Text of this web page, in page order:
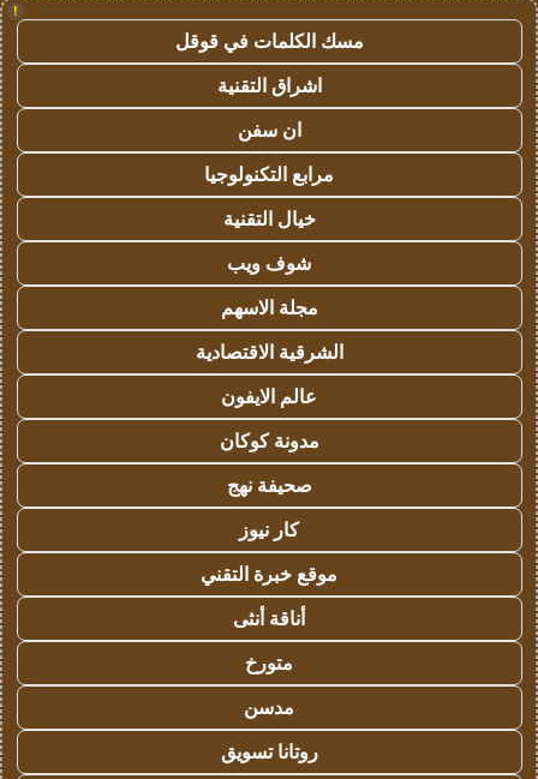
!
مسك الكلمات في قوقل
اشراق التقنية
ان سفن
مرابع التكنولوجيا
خيال التقنية
شوف ويب
مجلة الاسهم
الشرقية الاقتصادية
عالم الايفون
مدونة كوكان
صحيفة نهج
كار نيوز
موقع خبرة التقني
أناقة أنثى
متورخ
مدسن
روتانا تسويق